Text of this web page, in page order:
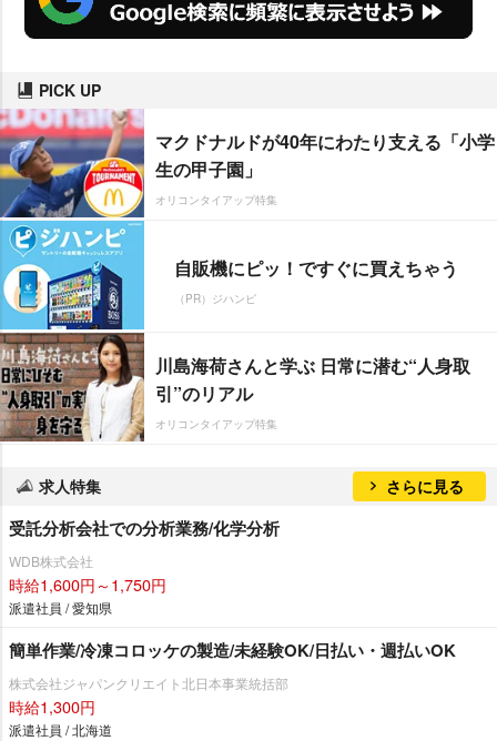
PICK UP
マクドナルドが40年にわたり支える「小学
生の甲子園」
オリコンタイアップ特集
自販機にピッ！ですぐに買えちゃう
（PR）ジハンピ
川島海荷さんと学ぶ 日常に潜む“人身取
引”のリアル
オリコンタイアップ特集
求人特集 さらに見る
受託分析会社での分析業務/化学分析
WDB株式会社
時給1,600円～1,750円
派遣社員 / 愛知県
簡単作業/冷凍コロッケの製造/未経験OK/日払い・週払いOK
株式会社ジャパンクリエイト北日本事業統括部
時給1,300円
派遣社員 / 北海道